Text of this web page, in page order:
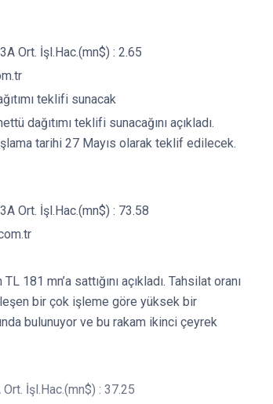
Ort. İşl.Hac.(mn$) : 2.65
teklifi sunacak
teklifi sunacağını açıkladı.
tarihi 27 Mayıs olarak teklif edilecek.
Ort. İşl.Hac.(mn$) : 73.58
mn’a sattığını açıkladı. Tahsilat oranı
bir çok işleme göre yüksek bir
bulunuyor ve bu rakam ikinci çeyrek
İşl.Hac.(mn$) : 37.25